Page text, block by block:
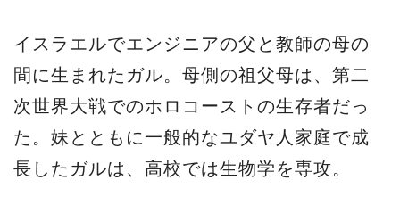
イスラエルでエンジニアの父と教師の母の
間に生まれたガル。母側の祖父母は、第二
次世界大戦でのホロコーストの生存者だっ
た。妹とともに一般的なユダヤ人家庭で成
長したガルは、高校では生物学を専攻。